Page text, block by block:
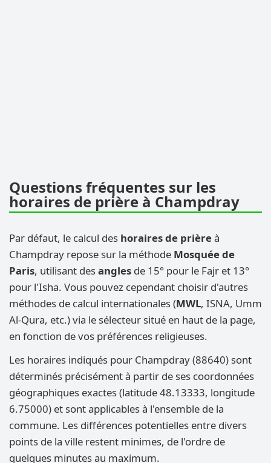
Questions fréquentes sur les
horaires de prière à Champdray
Par défaut, le calcul des horaires de prièreà
Champdray repose sur la méthode Mosquée de
Paris, utilisant desangles de 15° pour le Fajr et 13°
pour l'Isha. Vous pouvez cependant choisir d'autres
méthodes de calcul internationales (MWL, ISNA, Umm
Al-Qura, etc.) via le sélecteur situé en haut de la page,
en fonction de vos préférences religieuses.
Les horaires indiqués pour Champdray (88640) sont
déterminés précisément à partir de ses coordonnées
géographiques exactes (latitude 48.13333, longitude
6.75000) et sont applicables à l'ensemble de la
commune. Les différences potentielles entre divers
points de la ville restent minimes, de l'ordre de
quelques minutes au maximum.